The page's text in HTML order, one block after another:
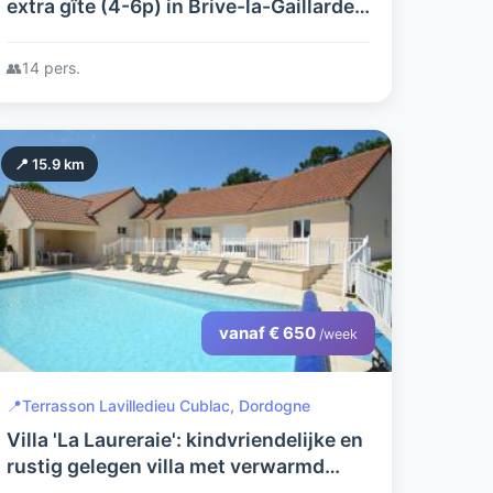
extra gîte (4-6p) in Brive-la-Gaillarde,
streek te ontdekken.
👥14 pers.
📍 15.9 km
vanaf € 650 /week
📍Terrasson Lavilledieu Cublac, Dordogne
Villa 'La Laureraie': kindvriendelijke en
rustig gelegen villa met verwarmd